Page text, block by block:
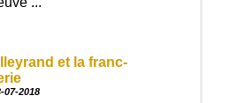
et la franc-
07-2018